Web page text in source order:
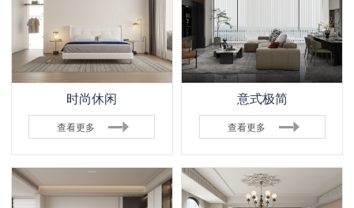
时尚休闲
查看更多
意式极简
查看更多